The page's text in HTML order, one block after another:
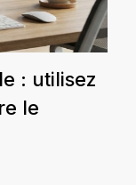
: utilisez
le